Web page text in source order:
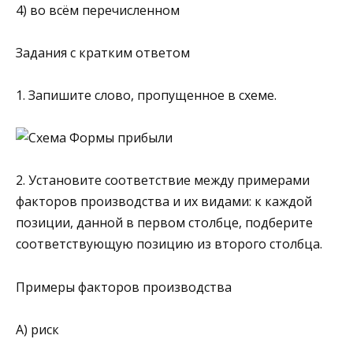
4) во всём перечисленном
Задания с кратким ответом
1. Запишите слово, пропущенное в схеме.
2. Установите соответствие между примерами
факторов производства и их видами: к каждой
позиции, данной в первом столбце, подберите
соответствующую позицию из второго столбца.
Примеры факторов производства
A) риск